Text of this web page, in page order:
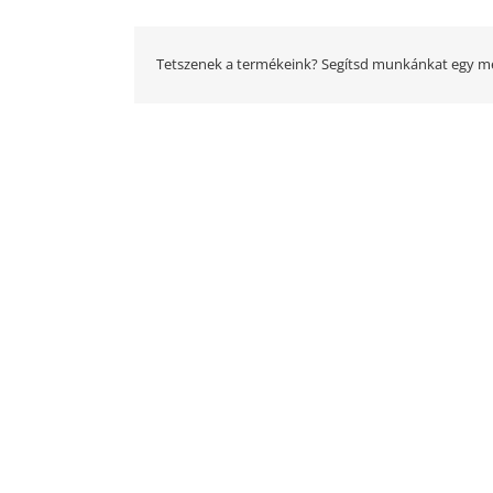
Tetszenek a termékeink? Segítsd munkánkat egy